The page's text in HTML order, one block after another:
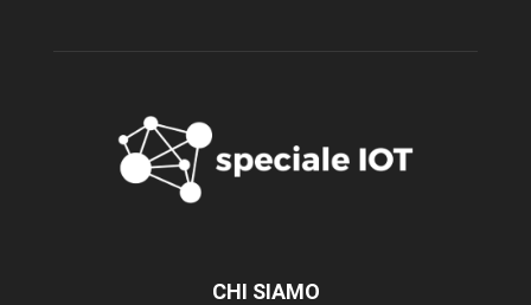
CHI SIAMO